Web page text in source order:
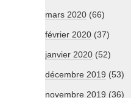
mars 2020 (66)
février 2020 (37)
janvier 2020 (52)
décembre 2019 (53)
novembre 2019 (36)